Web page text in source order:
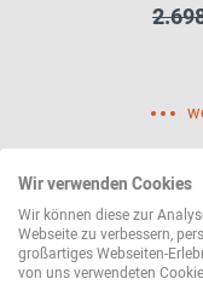
Wir verwenden Cookies
Wir können diese zur
Webseite zu verbessern,
großartiges Webseiten-
von uns verwendeten